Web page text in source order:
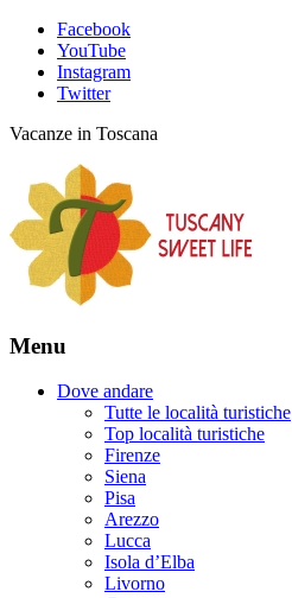
Facebook
YouTube
Instagram
Twitter
Vacanze in Toscana
Menu
Dove andare
Tutte le località turistiche
Top località turistiche
Firenze
Siena
Pisa
Arezzo
Lucca
Isola d’Elba
Livorno